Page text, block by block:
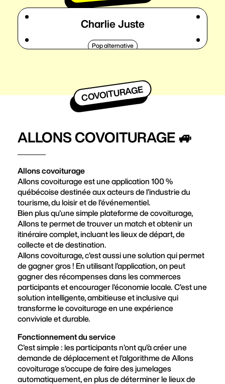
Charlie Juste
Pop alternative
COVOITURAGE
ALLONS COVOITURAGE 🚙
Allons covoiturage
Allons covoiturage est une application 100 %
québécoise destinée aux acteurs de l’industrie du
tourisme, du loisir et de l’événementiel.
Bien plus qu’une simple plateforme de covoiturage,
Allons te permet de trouver un match et obtenir un
itinéraire complet, incluant les lieux de départ, de
collecte et de destination.
Allons covoiturage, c’est aussi une solution qui permet
de gagner gros ! En utilisant l’application, on peut
gagner des récompenses dans les commerces
participants et encourager l’économie locale. C’est une
solution intelligente, ambitieuse et inclusive qui
transforme le covoiturage en une expérience
conviviale et durable.
Fonctionnement du service
C’est simple : les participants n’ont qu’à créer une
demande de déplacement et l’algorithme de Allons
covoiturage s’occupe de faire des jumelages
automatiquement, en plus de déterminer le lieux de